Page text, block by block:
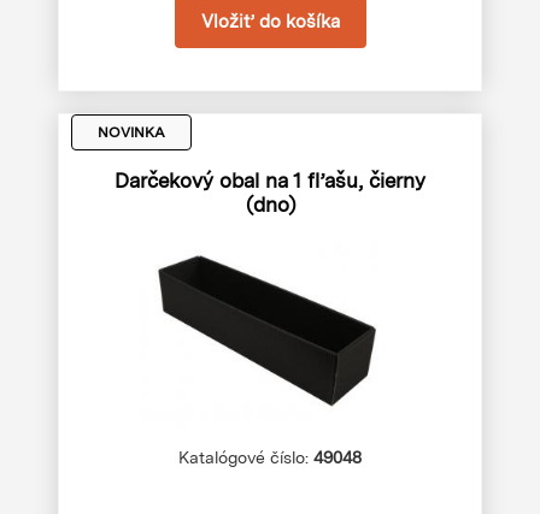
NOVINKA
Darčekový obal na 1 fľašu, čierny
(dno)
Katalógové číslo: 49048